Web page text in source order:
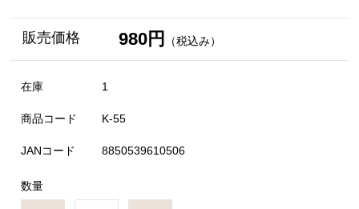
販売価格 980円 （税込み）
在庫 1
商品コード K-55
JANコード 8850539610506
数量